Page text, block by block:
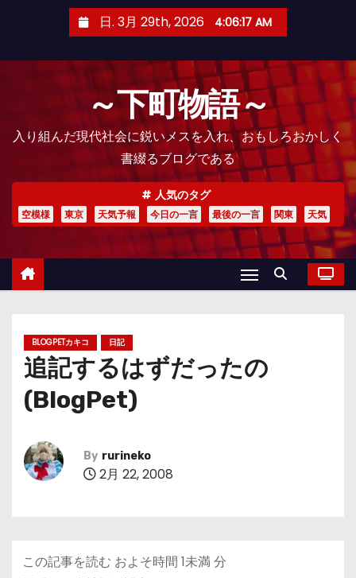
日. 3月 29th, 2026 4:06:18 AM
～下町物語～
入り組んだ現代社会に鋭いメスを入れ、おもしろおかしく
書綴るブログである
人気のタグ
空模様 東京 天気予報 今日の一言 最後の一言 関東 天気
BLOGPETカキコ 日記
追記するはずだったの
(BlogPet)
By rurineko
2月 22, 2008
この記事を読む およそ時間 1未満 分